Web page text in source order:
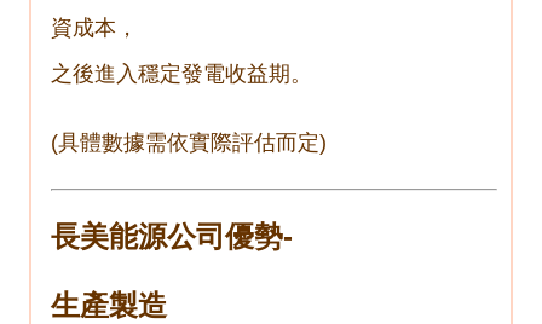
資成本，
之後進入穩定發電收益期。
(具體數據需依實際評估而定)
長美能源公司優勢-
生產製造